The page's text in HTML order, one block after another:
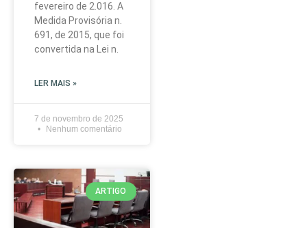
fevereiro de 2.016. A
Medida Provisória n.
691, de 2015, que foi
convertida na Lei n.
LER MAIS »
7 de novembro de 2025
Nenhum comentário
ARTIGO